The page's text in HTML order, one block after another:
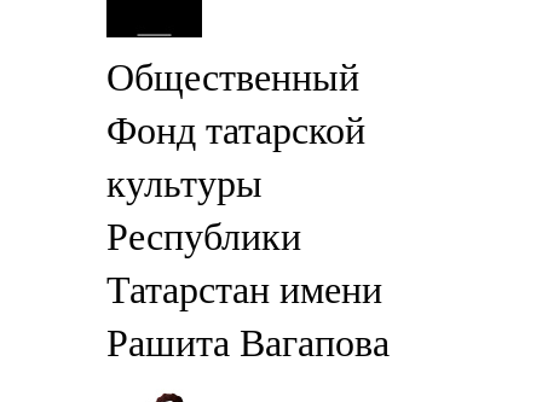
Общественный
Фонд татарской
культуры
Республики
Татарстан имени
Рашита Вагапова